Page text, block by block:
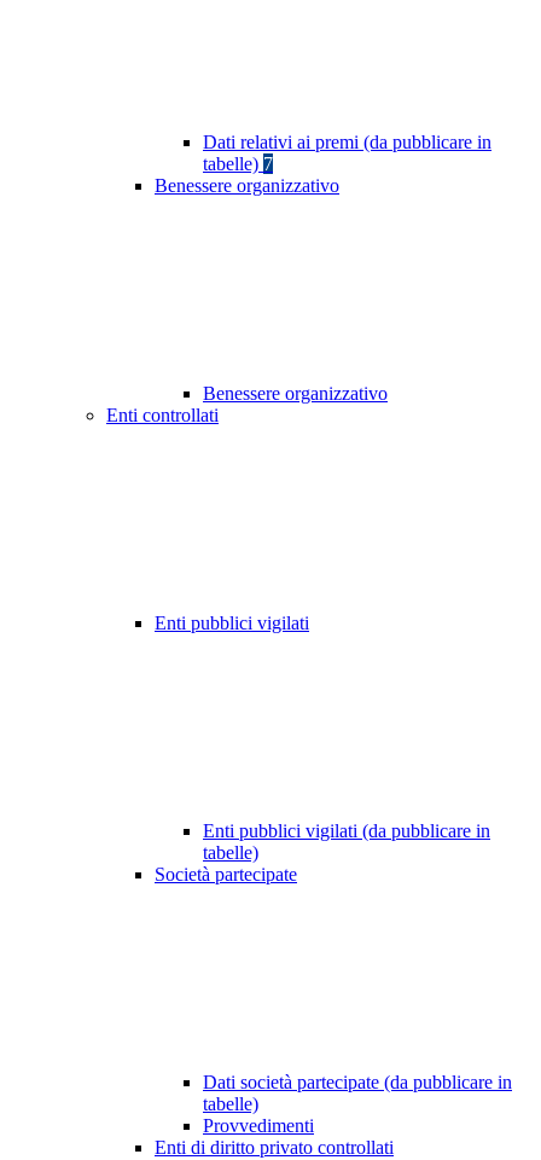
Dati relativi ai premi (da pubblicare in
tabelle) 7
Benessere organizzativo
Benessere organizzativo
Enti controllati
Enti pubblici vigilati
Enti pubblici vigilati (da pubblicare in
tabelle)
Società partecipate
Dati società partecipate (da pubblicare in
tabelle)
Provvedimenti
Enti di diritto privato controllati